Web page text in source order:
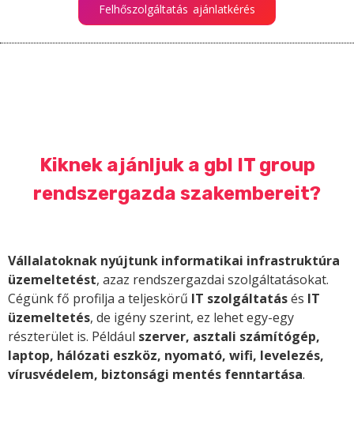
Felhőszolgáltatás ajánlatkérés
Kiknek ajánljuk a gbl IT group
rendszergazda szakembereit?
Vállalatoknak nyújtunk informatikai infrastruktúra
üzemeltetést, azaz rendszergazdai szolgáltatásokat.
Cégünk fő profilja a teljeskörű IT szolgáltatásés IT
üzemeltetés, de igény szerint, ez lehet egy-egy
részterület is. Például szerver, asztali számítógép,
laptop, hálózati eszköz, nyomató, wifi, levelezés,
vírusvédelem, biztonsági mentés fenntartása.